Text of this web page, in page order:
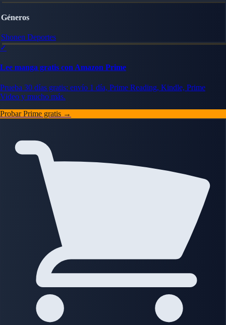
Géneros
Shonen Deportes
✓
Lee manga gratis con Amazon Prime
Prueba 30 días gratis: envío 1 día, Prime Reading, Kindle, Prime
Video y mucho más.
Probar Prime gratis →